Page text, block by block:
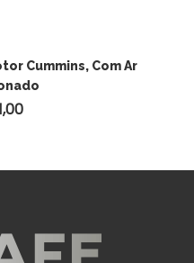
Cummins, Com Ar